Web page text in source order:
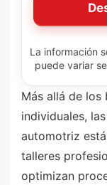
La información
puede variar
Más allá de
individuales,
automotriz
talleres
optimizan